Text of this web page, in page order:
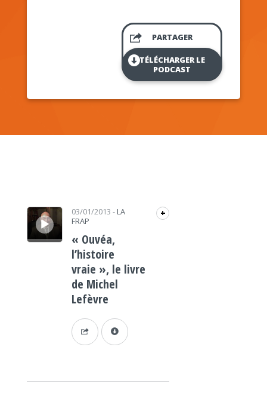
PARTAGER
TÉLÉCHARGER LE
PODCAST
Lecteur audio 03/01/2013 - LA
FRAP
+
« Ouvéa,
l’histoire
vraie », le livre
de Michel
Lefèvre